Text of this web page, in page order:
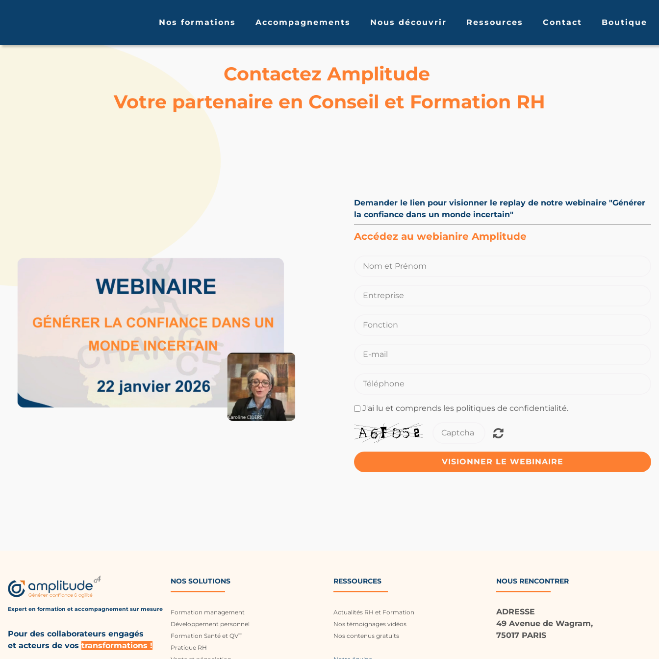
Nos formations Accompagnements Nous découvrir Ressources Contact Boutique
Contactez Amplitude
Votre partenaire en Conseil et Formation RH
Demander le lien pour visionner le replay de notre webinaire "Générer
la confiance dans un monde incertain"
Accédez au webianire Amplitude
J'ai lu et comprends les politiques de confidentialité.
VISIONNER LE WEBINAIRE
Expert en formation et accompagnement sur mesure
Pour des collaborateurs engagés
et acteurs de vos transformations !
NOS SOLUTIONS
Formation management
Développement personnel
Formation Santé et QVT
Pratique RH
RESSOURCES
Actualités RH et Formation
Nos témoignages vidéos
Nos contenus gratuits
NOUS RENCONTRER
ADRESSE
49 Avenue de Wagram,
75017 PARIS